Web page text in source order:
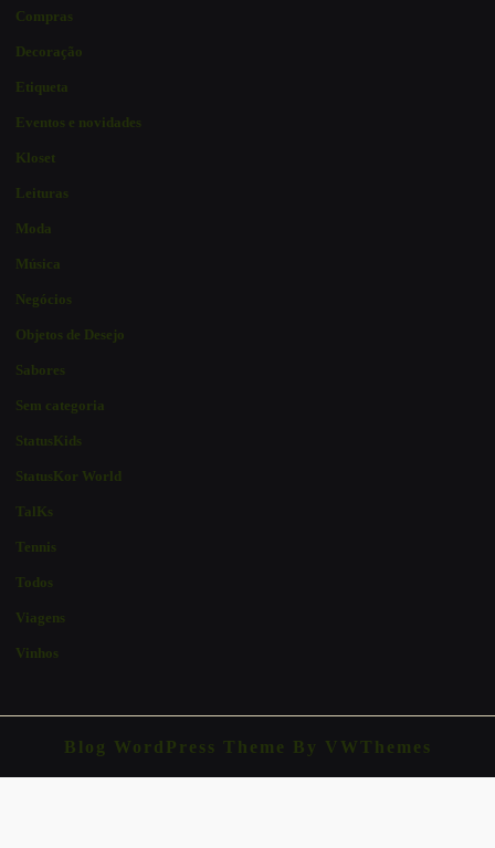
Compras
Decoração
Etiqueta
Eventos e novidades
Kloset
Leituras
Moda
Música
Negócios
Objetos de Desejo
Sabores
Sem categoria
StatusKids
StatusKor World
TalKs
Tennis
Todos
Viagens
Vinhos
Blog WordPress Theme By VWThemes